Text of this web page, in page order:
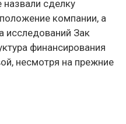
сделку
компании, а
исследований Зак
финансирования
несмотря на прежние